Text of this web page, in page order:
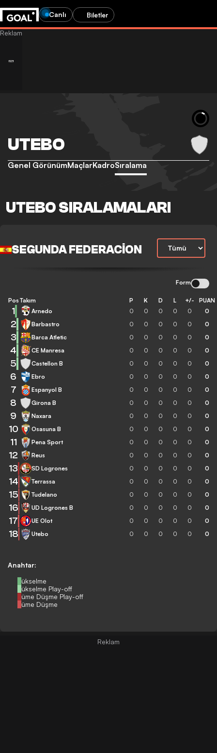
Canlı Biletler
UTEBO
Genel GörünümMaçlarKadroSıralama
UTEBO SIRALAMALARI
SEGUNDA FEDERACION
Form
Anahtar:
Yükselme
Yükselme Play-off
Küme Düşme Play-off
Küme Düşme
Pos Takım P K D L +/- PUAN
1 Arnedo 0 0 0 0 0 0
2 Barbastro 0 0 0 0 0 0
3 Barca Atletic 0 0 0 0 0 0
4 CE Manresa 0 0 0 0 0 0
5 Castellon B 0 0 0 0 0 0
6 Ebro 0 0 0 0 0 0
7 Espanyol B 0 0 0 0 0 0
8 Girona B 0 0 0 0 0 0
9 Naxara 0 0 0 0 0 0
10 Osasuna B 0 0 0 0 0 0
11 Pena Sport 0 0 0 0 0 0
12 Reus 0 0 0 0 0 0
13 SD Logrones 0 0 0 0 0 0
14 Terrassa 0 0 0 0 0 0
15 Tudelano 0 0 0 0 0 0
16 UD Logrones B 0 0 0 0 0 0
17 UE Olot 0 0 0 0 0 0
18 Utebo 0 0 0 0 0 0